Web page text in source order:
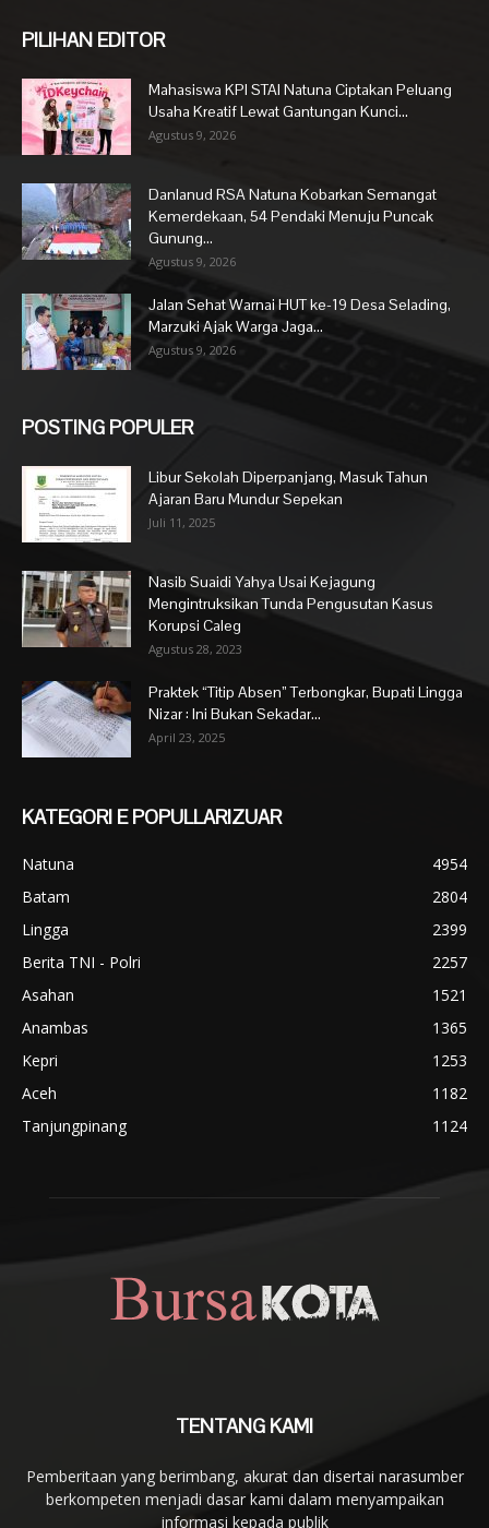
PILIHAN EDITOR
Mahasiswa KPI STAI Natuna Ciptakan Peluang
Usaha Kreatif Lewat Gantungan Kunci...
Agustus 9, 2026
Danlanud RSA Natuna Kobarkan Semangat
Kemerdekaan, 54 Pendaki Menuju Puncak
Gunung...
Agustus 9, 2026
Jalan Sehat Warnai HUT ke-19 Desa Selading,
Marzuki Ajak Warga Jaga...
Agustus 9, 2026
POSTING POPULER
Libur Sekolah Diperpanjang, Masuk Tahun
Ajaran Baru Mundur Sepekan
Juli 11, 2025
Nasib Suaidi Yahya Usai Kejagung
Mengintruksikan Tunda Pengusutan Kasus
Korupsi Caleg
Agustus 28, 2023
Praktek “Titip Absen” Terbongkar, Bupati Lingga
Nizar : Ini Bukan Sekadar...
April 23, 2025
KATEGORI E POPULLARIZUAR
Natuna
4954
Batam
2804
Lingga
2399
Berita TNI - Polri
2257
Asahan
1521
Anambas
1365
Kepri
1253
Aceh
1182
Tanjungpinang
1124
TENTANG KAMI
Pemberitaan yang berimbang, akurat dan disertai narasumber
berkompeten menjadi dasar kami dalam menyampaikan
informasi kepada publik